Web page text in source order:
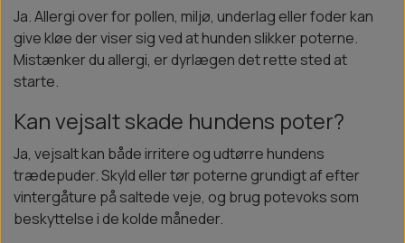
Ja. Allergi over for pollen, miljø, underlag eller foder kan
give kløe der viser sig ved at hunden slikker poterne.
Mistænker du allergi, er dyrlægen det rette sted at
starte.
Kan vejsalt skade hundens poter?
Ja, vejsalt kan både irritere og udtørre hundens
trædepuder. Skyld eller tør poterne grundigt af efter
vintergåture på saltede veje, og brug potevoks som
beskyttelse i de kolde måneder.